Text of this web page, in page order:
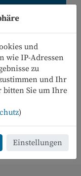
und
wie IP-Adressen
zu
und Ihr
bitten Sie um Ihre
)
Einstellungen